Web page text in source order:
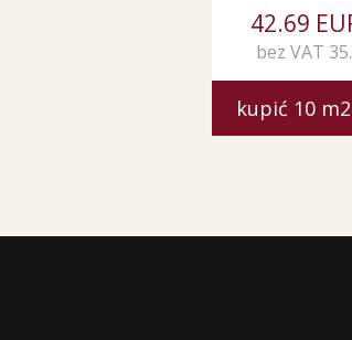
42.69
bez VAT
kupić 10m2